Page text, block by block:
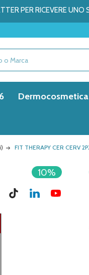
PER RICEVERE
🎁
Dermocosmetica
FIT THERAPY CER CERV
10%